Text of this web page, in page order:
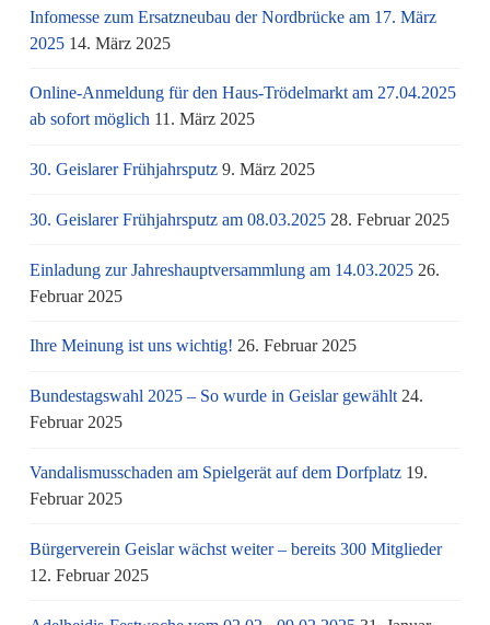
Infomesse zum Ersatzneubau der Nordbrücke am 17. März
2025 14. März 2025
Online-Anmeldung für den Haus-Trödelmarkt am 27.04.2025
ab sofort möglich 11. März 2025
30. Geislarer Frühjahrsputz 9. März 2025
30. Geislarer Frühjahrsputz am 08.03.2025 28. Februar 2025
Einladung zur Jahreshauptversammlung am 14.03.2025 26.
Februar 2025
Ihre Meinung ist uns wichtig! 26. Februar 2025
Bundestagswahl 2025 – So wurde in Geislar gewählt 24.
Februar 2025
Vandalismusschaden am Spielgerät auf dem Dorfplatz 19.
Februar 2025
Bürgerverein Geislar wächst weiter – bereits 300 Mitglieder
12. Februar 2025